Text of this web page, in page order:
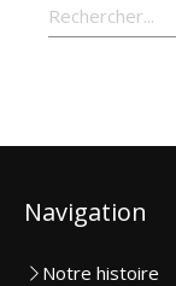
Rechercher
Navigation
Notre histoire